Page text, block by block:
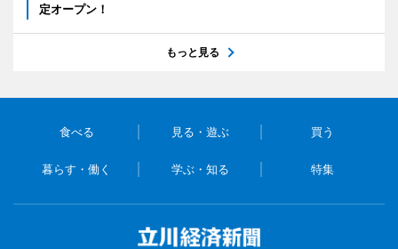
定オープン！
もっと見る
食べる 見る・遊ぶ 買う
暮らす・働く 学ぶ・知る 特集